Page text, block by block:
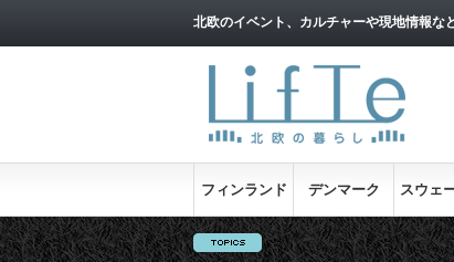
北欧のイベント、カルチャーや現地情報な
フィンランド デンマーク スウェ